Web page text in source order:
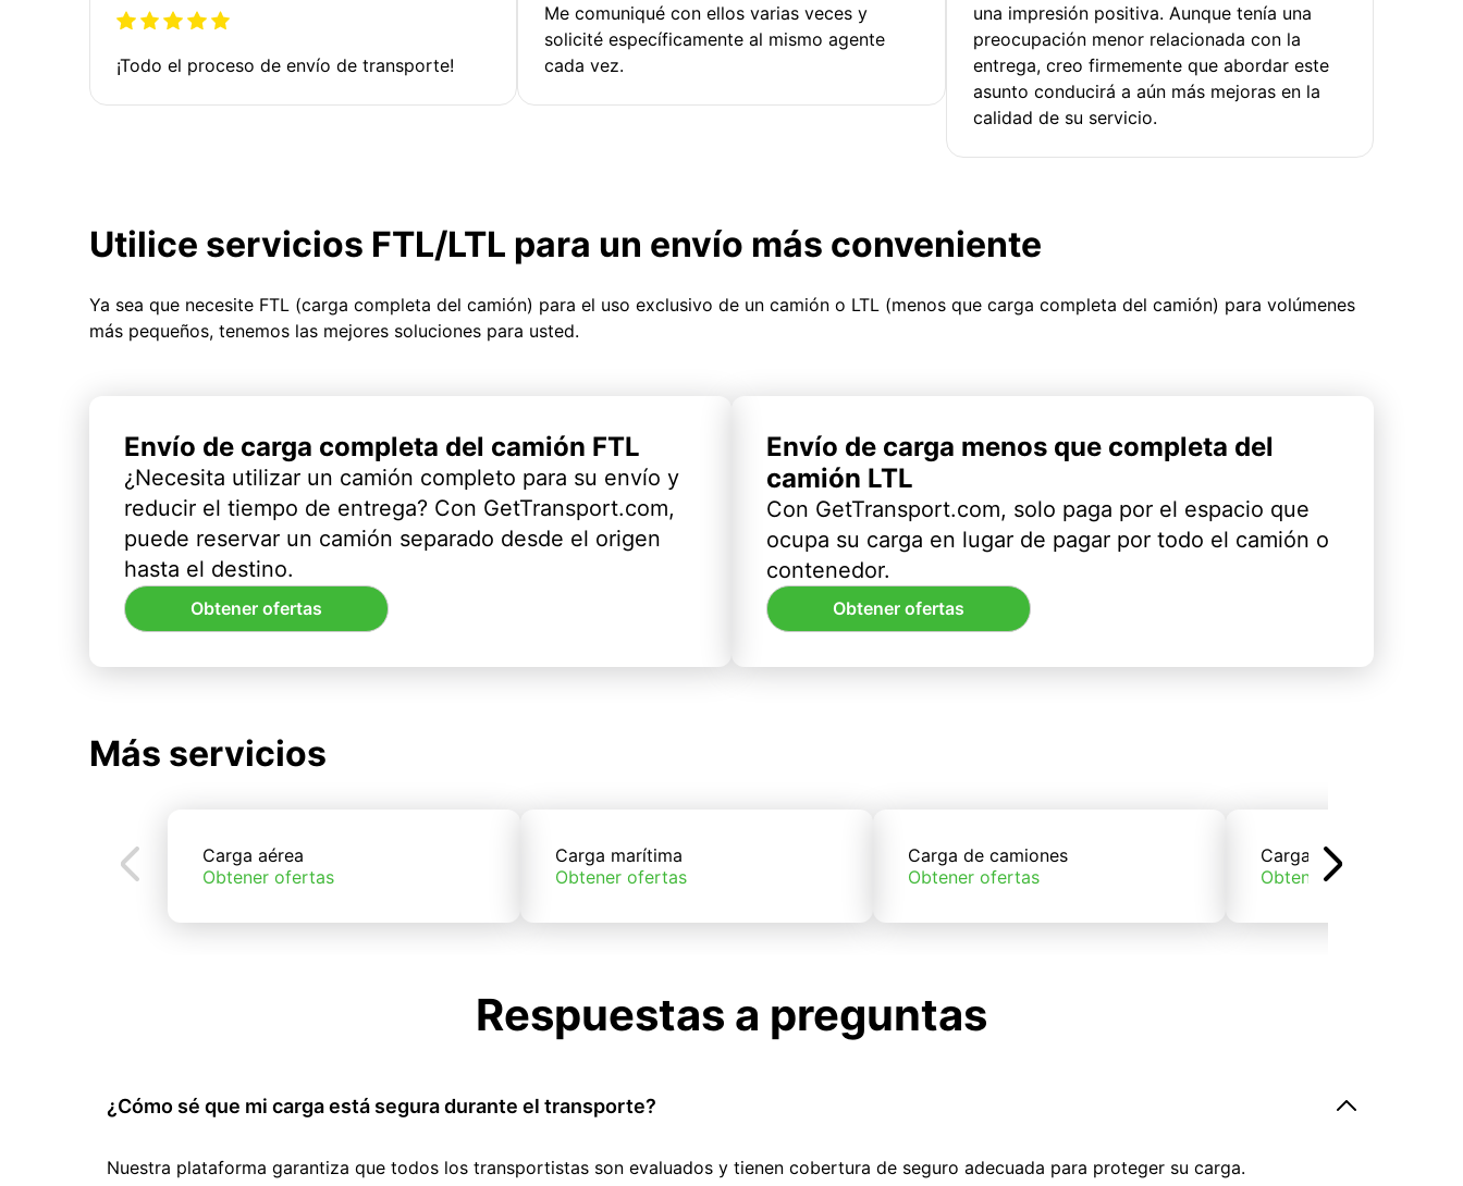
¡Todo el proceso de envío de transporte!
Me comuniqué con ellos varias veces y
solicité específicamente al mismo agente
cada vez.
una impresión positiva. Aunque tenía una
preocupación menor relacionada con la
entrega, creo firmemente que abordar este
asunto conducirá a aún más mejoras en la
calidad de su servicio.
Utilice servicios FTL/LTL para un envío más conveniente
Ya sea que necesite FTL (carga completa del camión) para el uso exclusivo de un camión o LTL (menos que carga completa del camión) para volúmenes
más pequeños, tenemos las mejores soluciones para usted.
Envío de carga completa del camión FTL
¿Necesita utilizar un camión completo para su envío y
reducir el tiempo de entrega? Con GetTransport.com,
puede reservar un camión separado desde el origen
hasta el destino.
Obtener ofertas
Envío de carga menos que completa del
camión LTL
Con GetTransport.com, solo paga por el espacio que
ocupa su carga en lugar de pagar por todo el camión o
contenedor.
Obtener ofertas
Más servicios
Carga aérea
Obtener ofertas
Carga marítima
Obtener ofertas
Carga de camiones
Obtener ofertas
Carga de trenes
Obtener ofertas
Respuestas a preguntas
¿Cómo sé que mi carga está segura durante el transporte?
Nuestra plataforma garantiza que todos los transportistas son evaluados y tienen cobertura de seguro adecuada para proteger su carga.